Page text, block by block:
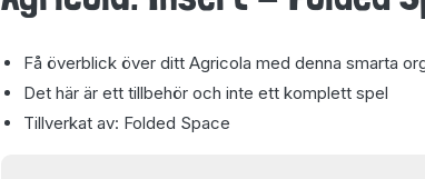
Få överblick över ditt Agricola med denna smarta
Det här är ett tillbehör och inte ett komplett spel
Tillverkat av: Folded Space